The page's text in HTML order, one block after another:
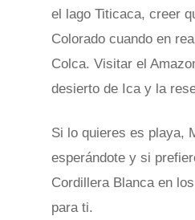
el lago Titicaca, creer
Colorado cuando en
Colca. Visitar el
desierto de Ica y la
Si lo quieres es playa,
esperándote y si
Cordillera Blanca en
para ti.